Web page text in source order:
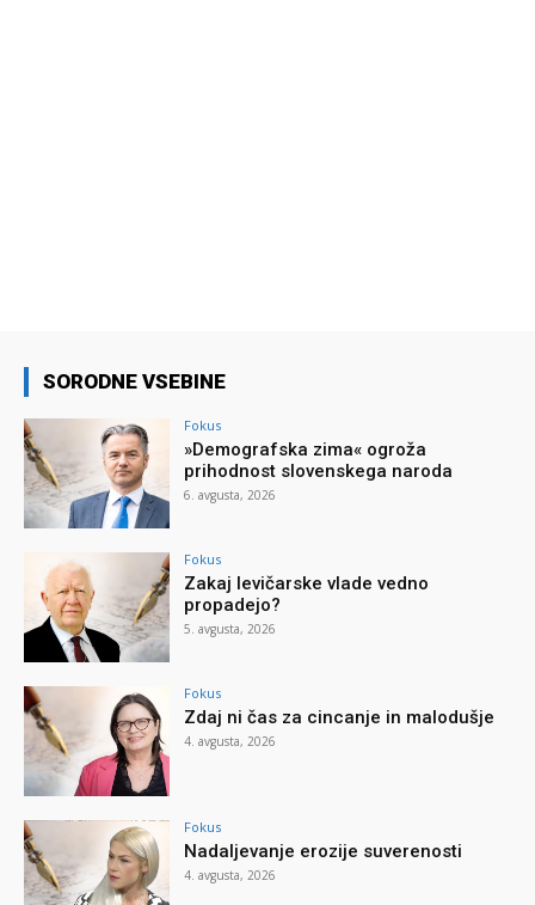
SORODNE VSEBINE
Fokus
»Demografska zima« ogroža
prihodnost slovenskega naroda
6. avgusta, 2026
Fokus
Zakaj levičarske vlade vedno
propadejo?
5. avgusta, 2026
Fokus
Zdaj ni čas za cincanje in malodušje
4. avgusta, 2026
Fokus
Nadaljevanje erozije suverenosti
4. avgusta, 2026